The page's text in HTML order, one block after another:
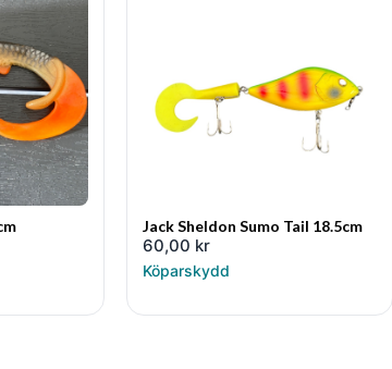
Jack Sheldon Sumo Tail 18.5cm
60,00 kr
Köparskydd